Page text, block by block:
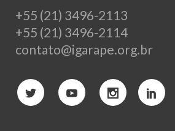
+55 (21) 3496-2113
+55 (21) 3496-2114
contato@igarape.org.br